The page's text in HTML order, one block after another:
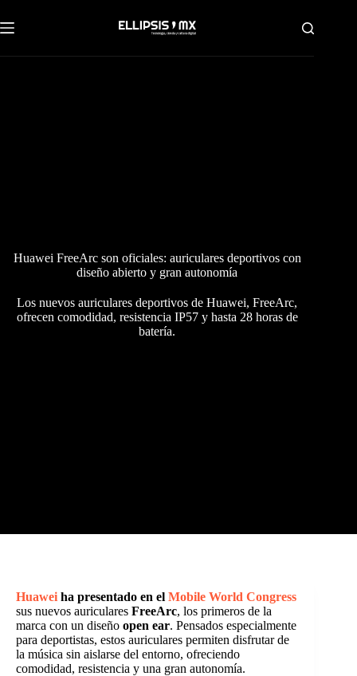
al
contenido
Huawei FreeArc son oficiales: auriculares deportivos con
diseño abierto y gran autonomía
Los nuevos auriculares deportivos de Huawei, FreeArc,
ofrecen comodidad, resistencia IP57 y hasta 28 horas de
batería.
Huawei ha presentado en el Mobile World Congress
sus nuevos auriculares FreeArc, los primeros de la
marca con un diseño open ear. Pensados especialmente
para deportistas, estos auriculares permiten disfrutar de
la música sin aislarse del entorno, ofreciendo
comodidad, resistencia y una gran autonomía.